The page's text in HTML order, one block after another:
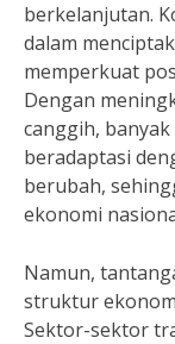
berkelanjutan.
dalam
memperkuat
Dengan
canggih,
beradaptasi
berubah,
ekonomi
Namun,
struktur
Sektor-sektor